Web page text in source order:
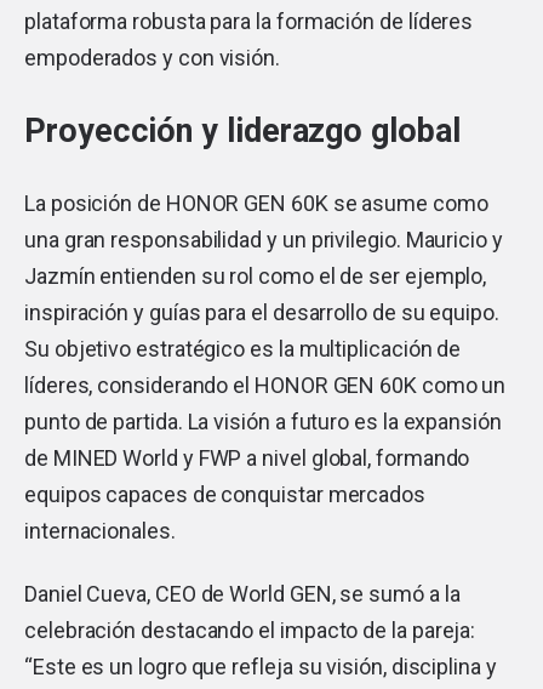
plataforma robusta para la formación de líderes
empoderados y con visión.
Proyección y liderazgo global
La posición de HONOR GEN 60K se asume como
una gran responsabilidad y un privilegio. Mauricio y
Jazmín entienden su rol como el de ser ejemplo,
inspiración y guías para el desarrollo de su equipo.
Su objetivo estratégico es la multiplicación de
líderes, considerando el HONOR GEN 60K como un
punto de partida. La visión a futuro es la expansión
de MINED World y FWP a nivel global, formando
equipos capaces de conquistar mercados
internacionales.
Daniel Cueva, CEO de World GEN, se sumó a la
celebración destacando el impacto de la pareja:
“Este es un logro que refleja su visión, disciplina y